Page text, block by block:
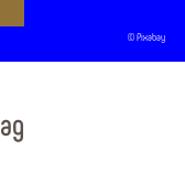
© Pixabay